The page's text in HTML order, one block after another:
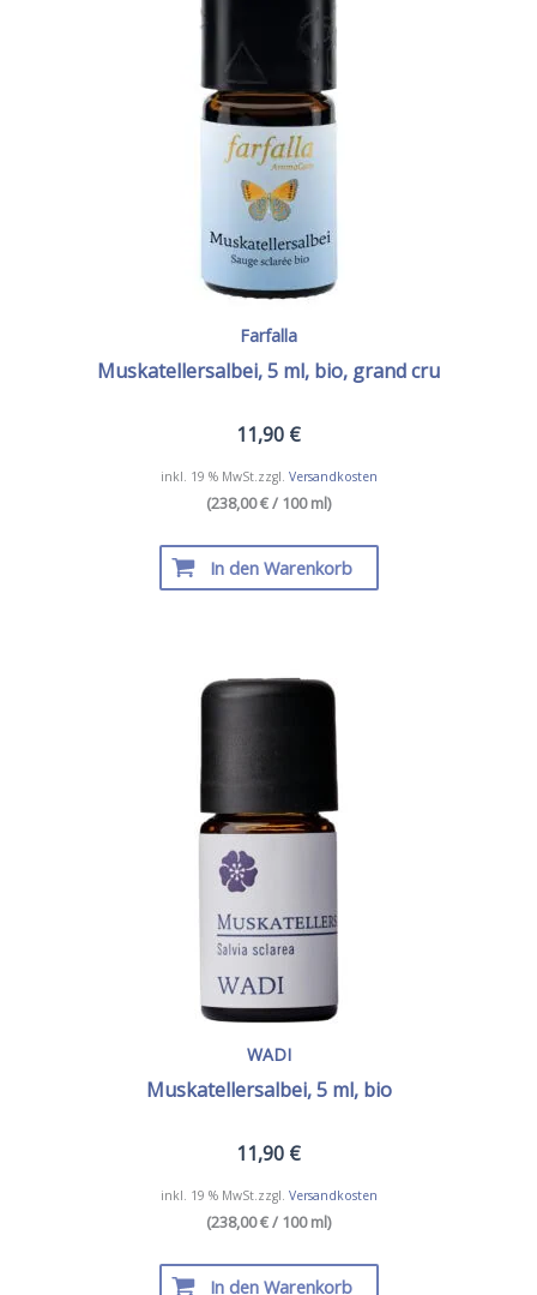
Farfalla
Muskatellersalbei, 5 ml, bio, grand cru
11,90 €
inkl. 19 % MwSt.zzgl. Versandkosten
(238,00 € / 100 ml)
In den Warenkorb
WADI
Muskatellersalbei, 5 ml, bio
11,90 €
inkl. 19 % MwSt.zzgl. Versandkosten
(238,00 € / 100 ml)
In den Warenkorb